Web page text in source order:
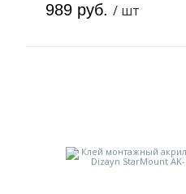
989 руб. / шт